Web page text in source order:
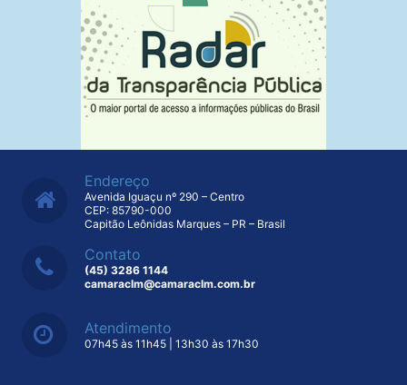
Endereço
Avenida Iguaçu nº 290 – Centro
CEP: 85790-000
Capitão Leônidas Marques – PR – Brasil
Contato
(45) 3286 1144
camaraclm@camaraclm.com.br
Atendimento
07h45 às 11h45 | 13h30 às 17h30